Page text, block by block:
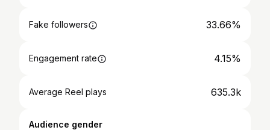
Fake followers 33.66%
Engagement rate 4.15%
Average Reel plays 635.3k
Audience gender